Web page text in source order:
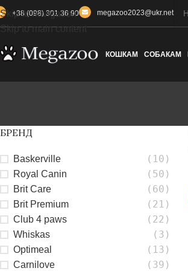
Skip to navigation
Skip to main content
+38 (098) 301 36 90 megazoo2023@ukr.net
КОШКАМ СОБАКАМ
БРЕНД
Baskerville (10)
Royal Canin (50)
Brit Care (60)
Brit Premium (21)
Club 4 paws (22)
Whiskas (3)
Optimeal (13)
Carnilove (39)